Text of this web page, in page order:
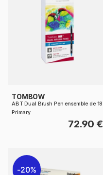
TOMBOW
ABT Dual Brush Pen ensemble de 18
Primary
72.90 €
20%